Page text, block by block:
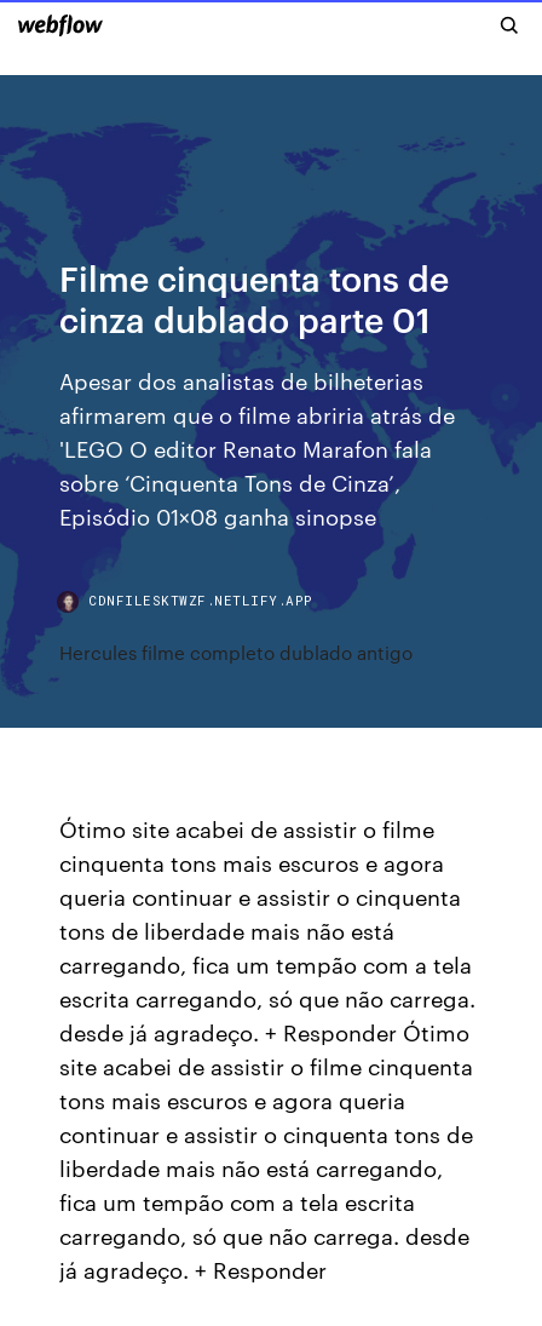
Filme cinquenta tons de
cinza dublado parte 01
Apesar dos analistas de bilheterias
afirmarem que o filme abriria atrás de
'LEGO O editor Renato Marafon fala
sobre ‘Cinquenta Tons de Cinza’,
Episódio 01×08 ganha sinopse
CDNFILESKTWZF.NETLIFY.APP
Hercules filme completo dublado antigo
Ótimo site acabei de assistir o filme
cinquenta tons mais escuros e agora
queria continuar e assistir o cinquenta
tons de liberdade mais não está
carregando, fica um tempão com a tela
escrita carregando, só que não carrega.
desde já agradeço. + Responder Ótimo
site acabei de assistir o filme cinquenta
tons mais escuros e agora queria
continuar e assistir o cinquenta tons de
liberdade mais não está carregando,
fica um tempão com a tela escrita
carregando, só que não carrega. desde
já agradeço. + Responder